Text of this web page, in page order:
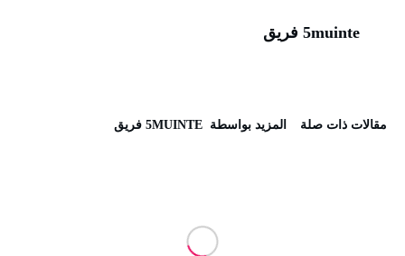
5muinte فريق
‫مقالات ذات صلة‬ ‫‫المزيد بواسطة‬ ‬ 5MUINTE فريق